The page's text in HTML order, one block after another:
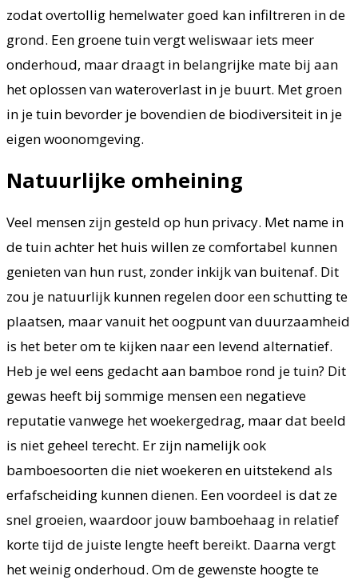
zodat overtollig hemelwater goed kan infiltreren in de
grond. Een groene tuin vergt weliswaar iets meer
onderhoud, maar draagt in belangrijke mate bij aan
het oplossen van wateroverlast in je buurt. Met groen
in je tuin bevorder je bovendien de biodiversiteit in je
eigen woonomgeving.
Natuurlijke omheining
Veel mensen zijn gesteld op hun privacy. Met name in
de tuin achter het huis willen ze comfortabel kunnen
genieten van hun rust, zonder inkijk van buitenaf. Dit
zou je natuurlijk kunnen regelen door een schutting te
plaatsen, maar vanuit het oogpunt van duurzaamheid
is het beter om te kijken naar een levend alternatief.
Heb je wel eens gedacht aan bamboe rond je tuin? Dit
gewas heeft bij sommige mensen een negatieve
reputatie vanwege het woekergedrag, maar dat beeld
is niet geheel terecht. Er zijn namelijk ook
bamboesoorten die niet woekeren en uitstekend als
erfafscheiding kunnen dienen. Een voordeel is dat ze
snel groeien, waardoor jouw bamboehaag in relatief
korte tijd de juiste lengte heeft bereikt. Daarna vergt
het weinig onderhoud. Om de gewenste hoogte te